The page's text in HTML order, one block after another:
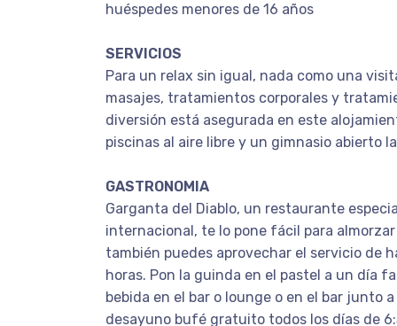
huéspedes menores de 16 años
SERVICIOS
Para un relax sin igual, nada como una
masajes, tratamientos corporales y
diversión está asegurada en este
piscinas al aire libre y un gimnasio abierto
GASTRONOMIA
Garganta del Diablo, un restaurante
internacional, te lo pone fácil para
también puedes aprovechar el servicio de
horas. Pon la guinda en el pastel a un día
bebida en el bar o lounge o en el bar junto
desayuno bufé gratuito todos los días de